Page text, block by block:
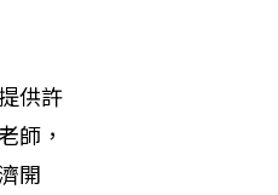
供許
師，
開